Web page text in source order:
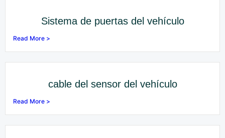
Sistema de puertas del vehículo
Read More >
cable del sensor del vehículo
Read More >